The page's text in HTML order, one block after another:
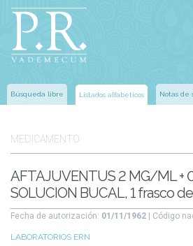
Búsqueda libre Listados alfabéticos Notas de
MEDICAMENTO
AFTAJUVENTUS 2 MG/ML +
SOLUCION BUCAL, 1 frasco
Fecha de autorización: 01/11/1962 | Código
LABORATORIOS ERN